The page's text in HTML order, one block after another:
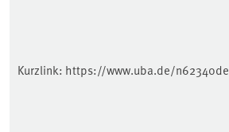
Kurzlink: https://www.uba.de/n62340de